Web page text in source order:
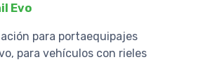
Evo
para portaequipajes
para vehículos con rieles